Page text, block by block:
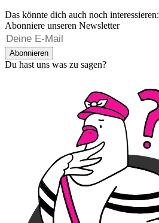
Das könnte dich auch noch interessieren:
Abonniere unseren Newsletter
Abonnieren
Du hast uns was zu sagen?